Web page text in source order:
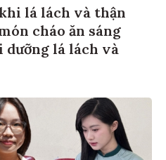
lá lách và thận
cháo ăn sáng
lá lách và